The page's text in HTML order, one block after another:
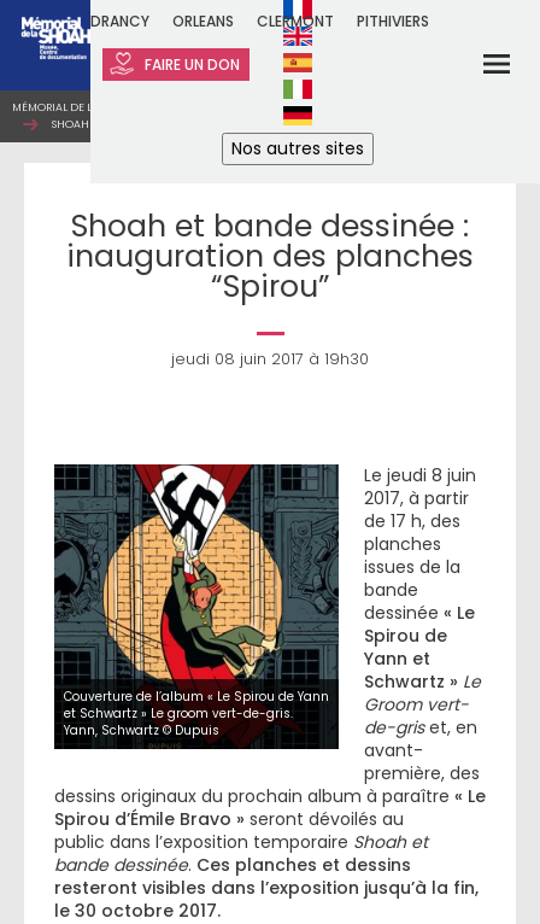
FAIRE UN DON
Nos autres sites
DRANCY ORLEANS CLERMONT PITHIVIERS
MÉMORIAL DE LA SHOAH
SHOAH ET BANDE DESSINÉE : INAUGURATION DES PLANCHES “SPIROU”
Shoah et bande dessinée :
inauguration des planches
“Spirou”
jeudi 08 juin 2017 à 19h30
Couverture de l’album « Le Spirou de Yann
et Schwartz » Le groom vert-de-gris.
Yann, Schwartz © Dupuis
Le jeudi 8 juin
2017, à partir
de 17 h, des
planches
issues de la
bande
dessinée « Le
Spirou de
Yann et
Schwartz » Le
Groom vert-
de-griset, en
avant-
première, des
dessins originaux du prochain album à paraître « Le
Spirou d’Émile Bravo » seront dévoilés au
public dans l’exposition temporaire Shoah et
bande dessinée. Ces planches et dessins
resteront visibles dans l’exposition jusqu’à la fin,
le 30 octobre 2017.